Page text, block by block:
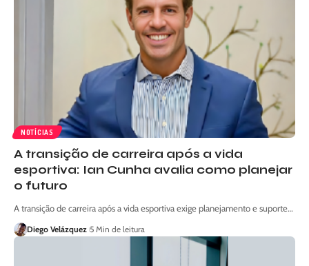
NOTÍCIAS
A transição de carreira após a vida
esportiva: Ian Cunha avalia como planejar
o futuro
A transição de carreira após a vida esportiva exige planejamento e suporte…
Diego Velázquez 5 Min de leitura